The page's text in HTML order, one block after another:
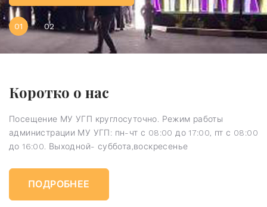
01 02
Коротко о нас
Посещение МУ УГП круглосуточно. Режим работы
администрации МУ УГП: пн-чт с 08:00 до 17:00, пт с 08:00
до 16:00. Выходной- суббота,воскресенье
ПОДРОБНЕЕ